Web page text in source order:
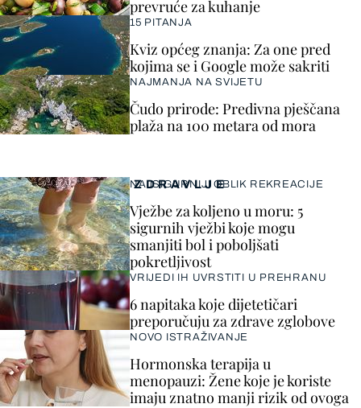
ZDRAVLJE
NAJSIGURNIJI OBLIK REKREACIJE
Vježbe za koljeno u moru: 5
sigurnih vježbi koje mogu
smanjiti bol i poboljšati
pokretljivost
VRIJEDI IH UVRSTITI U PREHRANU
6 napitaka koje dijetetičari
preporučuju za zdrave zglobove
NOVO ISTRAŽIVANJE
Hormonska terapija u
menopauzi: Žene koje je koriste
imaju znatno manji rizik od ovoga
prevruće za kuhanje
15 PITANJA
Kviz općeg znanja: Za one pred
kojima se i Google može sakriti
NAJMANJA NA SVIJETU
Čudo prirode: Predivna pješčana
plaža na 100 metara od mora